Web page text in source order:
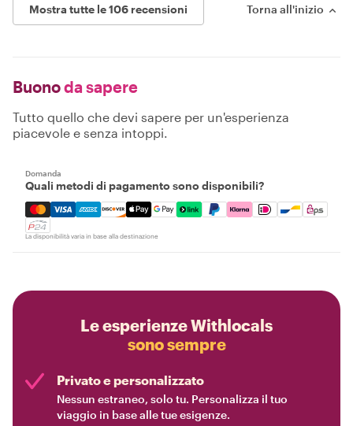
Mostra tutte le 106 recensioni Torna all'inizio
Buonoda sapere
Tutto quello che devi sapere per un'esperienza
piacevole e senza intoppi.
Domanda
Quali metodi di pagamento sono disponibili?
Mastercard, Visa, Amex, Discover, Apple Pay, Google
La disponibilità varia in base alla destinazione
Le esperienze Withlocals
sono sempre
Privato e personalizzato
Nessun estraneo, solo tu. Personalizza il tuo
viaggio in base alle tue esigenze.